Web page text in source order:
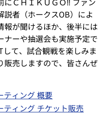
説者（ホークスOB）によ
報が聞けるほか、後半には
ナーや抽選会も実施予定で
て、試合観戦を楽しみま
売しますので、皆さんぜ
ティング 概要
ティング チケット販売